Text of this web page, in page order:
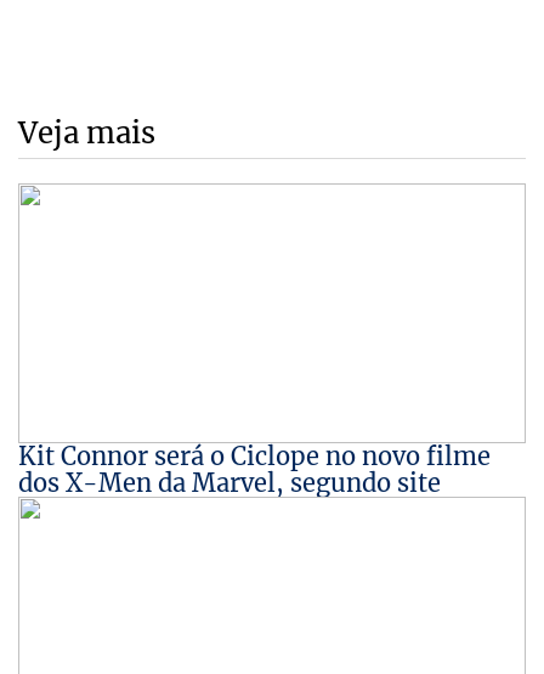
Veja mais
Kit Connor será o Ciclope no novo filme
dos X-Men da Marvel, segundo site